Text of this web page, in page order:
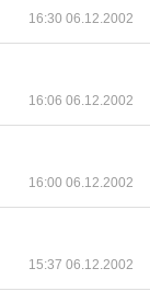
16:30 06.12.2002
16:06 06.12.2002
16:00 06.12.2002
15:37 06.12.2002